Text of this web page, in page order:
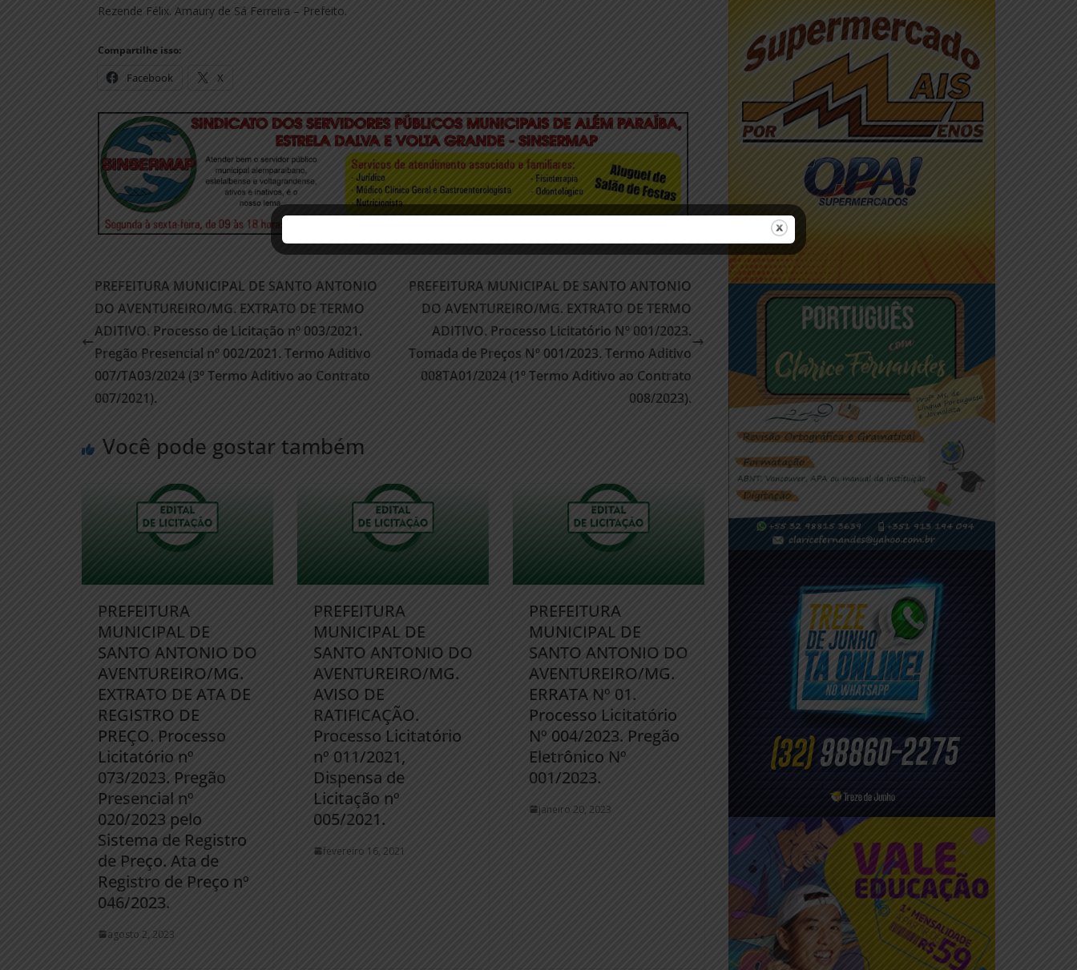
Rezende Félix. Amaury de Sá Ferreira – Prefeito.
Compartilhe isso:
Facebook X
PREFEITURA MUNICIPAL DE SANTO ANTONIO
DO AVENTUREIRO/MG. EXTRATO DE TERMO
ADITIVO. Processo de Licitação nº 003/2021.
Pregão Presencial nº 002/2021. Termo Aditivo
007/TA03/2024 (3º Termo Aditivo ao Contrato
007/2021).
PREFEITURA MUNICIPAL DE SANTO ANTONIO
DO AVENTUREIRO/MG. EXTRATO DE TERMO
ADITIVO. Processo Licitatório Nº 001/2023.
Tomada de Preços Nº 001/2023. Termo Aditivo
008TA01/2024 (1º Termo Aditivo ao Contrato
008/2023).
Você pode gostar também
PREFEITURA
MUNICIPAL DE
SANTO ANTONIO DO
AVENTUREIRO/MG.
EXTRATO DE ATA DE
REGISTRO DE
PREÇO. Processo
Licitatório nº
073/2023. Pregão
Presencial nº
020/2023 pelo
Sistema de Registro
de Preço. Ata de
Registro de Preço nº
046/2023.
agosto 2, 2023
PREFEITURA
MUNICIPAL DE
SANTO ANTONIO DO
AVENTUREIRO/MG.
AVISO DE
RATIFICAÇÃO.
Processo Licitatório
nº 011/2021,
Dispensa de
Licitação nº
005/2021.
fevereiro 16, 2021
PREFEITURA
MUNICIPAL DE
SANTO ANTONIO DO
AVENTUREIRO/MG.
ERRATA Nº 01.
Processo Licitatório
Nº 004/2023. Pregão
Eletrônico Nº
001/2023.
janeiro 20, 2023